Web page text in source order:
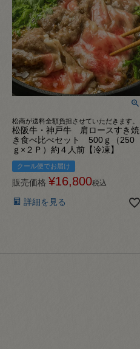
松商が送料全額負担させていただきます。
松阪牛・神戸牛 肩ロースすき焼
き食べ比べセット 500ｇ（250
ｇ×２Ｐ）約４人前【冷凍】
クール便でお届け
販売価格 ¥16,800税込
詳細を見る